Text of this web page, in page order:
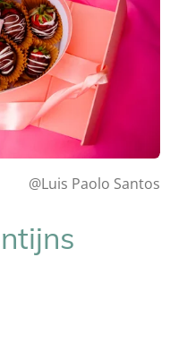
@Luis Paolo Santos